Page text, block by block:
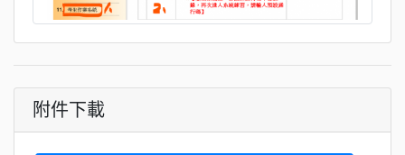
附件下載